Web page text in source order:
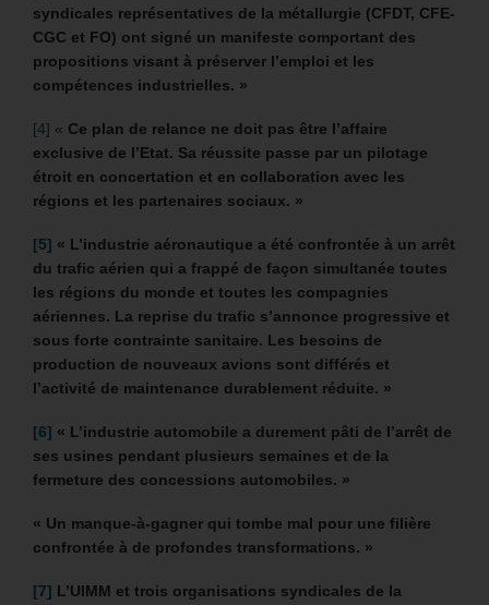
syndicales représentatives de la métallurgie (CFDT, CFE-
CGC et FO) ont signé un manifeste comportant des
propositions visant à préserver l’emploi et les
compétences industrielles. »
[4] « Ce plan de relance ne doit pas être l’affaire
exclusive de l’Etat. Sa réussite passe par un pilotage
étroit en concertation et en collaboration avec les
régions et les partenaires sociaux. »
[5] « L’industrie aéronautique a été confrontée à un arrêt
du trafic aérien qui a frappé de façon simultanée toutes
les régions du monde et toutes les compagnies
aériennes. La reprise du trafic s’annonce progressive et
sous forte contrainte sanitaire. Les besoins de
production de nouveaux avions sont différés et
l’activité de maintenance durablement réduite. »
[6] « L’industrie automobile a durement pâti de l’arrêt de
ses usines pendant plusieurs semaines et de la
fermeture des concessions automobiles. »
« Un manque-à-gagner qui tombe mal pour une filière
confrontée à de profondes transformations. »
[7] L’UIMM et trois organisations syndicales de la